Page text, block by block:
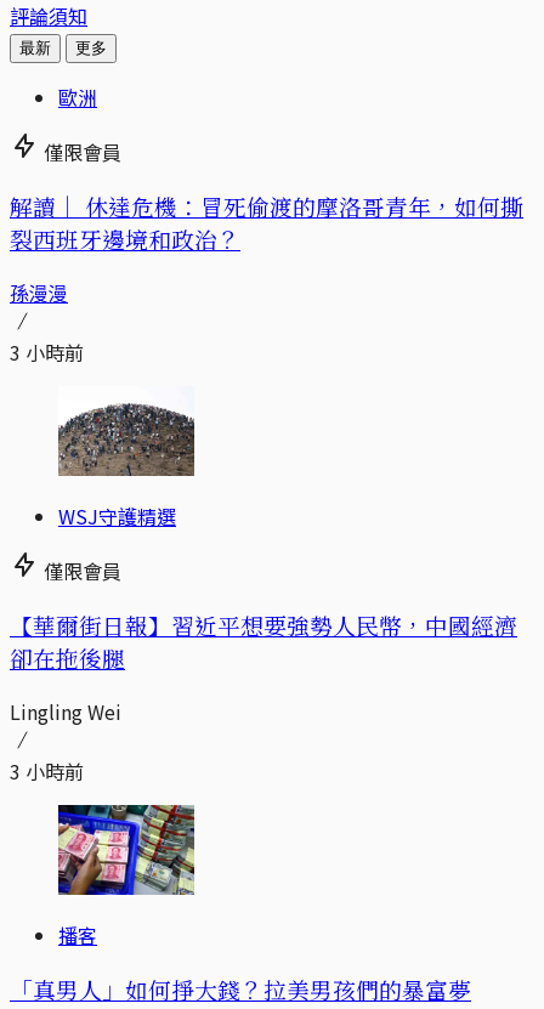
評論須知
最新 更多
歐洲
僅限會員
解讀｜ 休達危機：冒死偷渡的摩洛哥青年，如何撕
裂西班牙邊境和政治？
孫漫漫
3 小時前
WSJ守護精選
僅限會員
【華爾街日報】習近平想要強勢人民幣，中國經濟
卻在拖後腿
Lingling Wei
3 小時前
播客
「真男人」如何掙大錢？拉美男孩們的暴富夢